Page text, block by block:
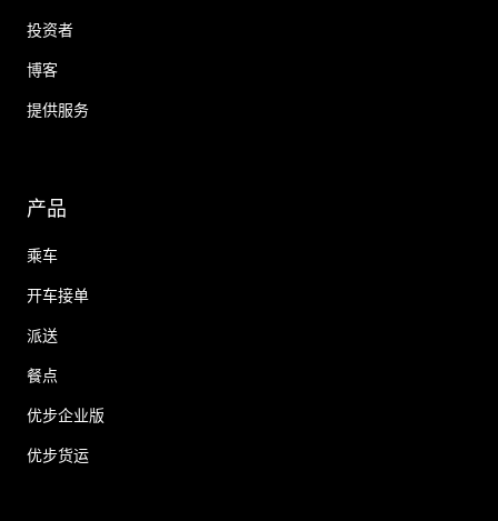
投资者
博客
提供服务
产品
乘车
开车接单
派送
餐点
优步企业版
优步货运